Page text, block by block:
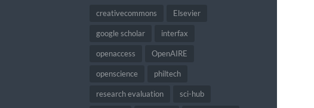
creativecommons Elsevier
google scholar interfax
openaccess OpenAIRE
openscience philtech
research evaluation sci-hub